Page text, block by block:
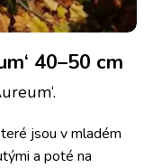
40–50 cm
jsou v mladém
a poté na